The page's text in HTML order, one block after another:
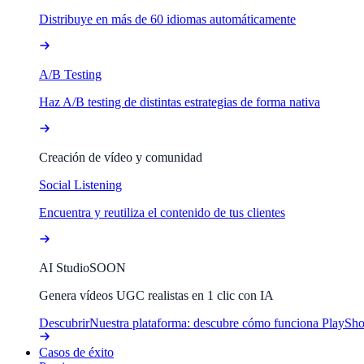
Distribuye en más de 60 idiomas automáticamente
A/B Testing
Haz A/B testing de distintas estrategias de forma nativa
Creación de vídeo y comunidad
Social Listening
Encuentra y reutiliza el contenido de tus clientes
AI StudioSOON
Genera vídeos UGC realistas en 1 clic con IA
DescubrirNuestra plataforma: descubre cómo funciona
Casos de éxito